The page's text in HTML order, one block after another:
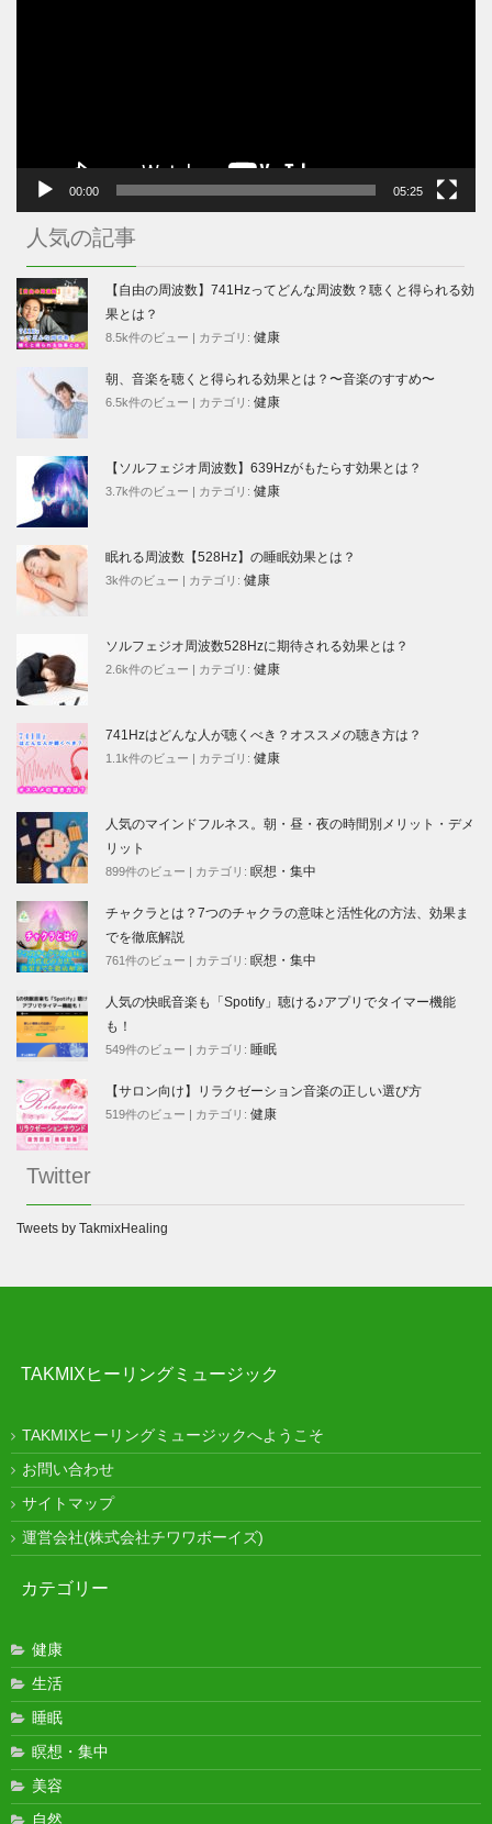
00:00 05:25
人気の記事
【自由の周波数】741Hzってどんな周波数？聴くと得られる効
果とは？
8.5k件のビュー | カテゴリ: 健康
朝、音楽を聴くと得られる効果とは？〜音楽のすすめ〜
6.5k件のビュー | カテゴリ: 健康
【ソルフェジオ周波数】639Hzがもたらす効果とは？
3.7k件のビュー | カテゴリ: 健康
眠れる周波数【528Hz】の睡眠効果とは？
3k件のビュー | カテゴリ: 健康
ソルフェジオ周波数528Hzに期待される効果とは？
2.6k件のビュー | カテゴリ: 健康
741Hzはどんな人が聴くべき？オススメの聴き方は？
1.1k件のビュー | カテゴリ: 健康
人気のマインドフルネス。朝・昼・夜の時間別メリット・デメ
リット
899件のビュー | カテゴリ: 瞑想・集中
チャクラとは？7つのチャクラの意味と活性化の方法、効果ま
でを徹底解説
761件のビュー | カテゴリ: 瞑想・集中
人気の快眠音楽も「Spotify」聴ける♪アプリでタイマー機能
も！
549件のビュー | カテゴリ: 睡眠
【サロン向け】リラクゼーション音楽の正しい選び方
519件のビュー | カテゴリ: 健康
Twitter
Tweets by TakmixHealing
TAKMIXヒーリングミュージック
TAKMIXヒーリングミュージックへようこそ
お問い合わせ
サイトマップ
運営会社(株式会社チワワボーイズ)
カテゴリー
健康
生活
睡眠
瞑想・集中
美容
自然